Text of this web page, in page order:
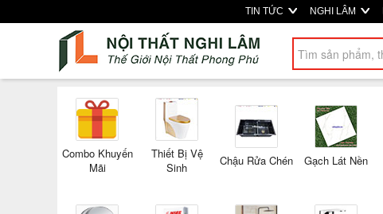
TIN TỨC NGHI LÂM
Combo Khuyến
Mãi
Thiết Bị Vệ
Sinh
Chậu Rửa Chén Gạch Lát Nền